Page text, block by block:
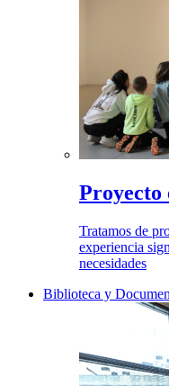
Proyecto
Tratamos de
experiencia
necesidades
Biblioteca y